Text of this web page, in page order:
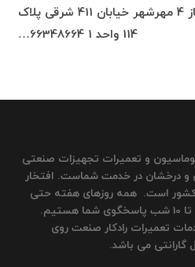
فاز 4 مهرشهر خیابان 411 شرقی پلاک
114 واحد 1 66348664…
و تعمیرات تجهیزات صنعتی
و درخشان در خدمت شماست. افتخار
کشور است. همه روزهای هفته حتی
روزهای تعطیل از ساعت 8 صبح تا 10 شب پاسخگوی شما هستیم.
تعمیرات رادکار صنعت روی
می باشد.